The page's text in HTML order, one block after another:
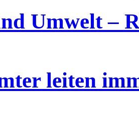
Umwelt –
leiten